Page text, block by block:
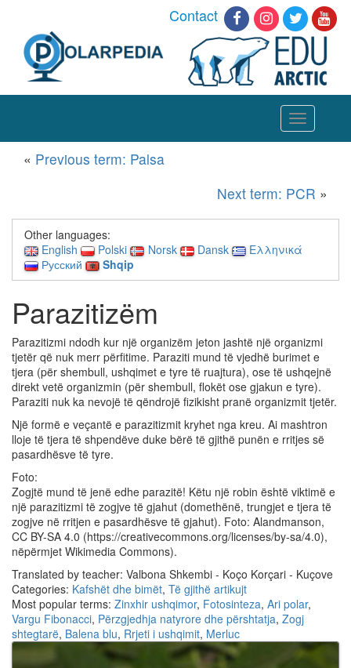
Contact
Toggle
navigation
« Previous term: Palsa
Next term: PCR »
Other languages:
English
Polski Norsk Dansk
Ελληνικά
Русский
Shqip
Parazitizëm
Parazitizmi ndodh kur një organizëm jeton jashtë një organizmi
tjetër që nuk merr përfitime. Paraziti mund të vjedhë burimet e
tjera (për shembull, ushqimet e tyre të ruajtura), ose të ushqejnë
direkt vetë organizmin (për shembull, flokët ose gjakun e tyre).
Paraziti nuk ka nevojë të qëndrojë fizikisht pranë organizmit tjetër.
Një formë e veçantë e parazitizmit kryhet nga kreu. Ai mashtron
lloje të tjera të shpendëve duke bërë të gjithë punën e rritjes së
pasardhësve të tyre.
Foto:
Zogjtë mund të jenë edhe parazitë! Këtu një robin është viktimë e
një parazitizmi të zogjve të gjahut (domethënë, trungjet e tjera të
zogjve në rritjen e pasardhësve të gjahut). Foto: Alandmanson,
CC BY-SA 4.0 (https://creativecommons.org/licenses/by-sa/4.0),
nëpërmjet Wikimedia Commons).
Translated by teacher: Valbona Shkembi - Koço Korçari - Kuçove
Categories: Kafshët dhe bimët, Të gjithë artikujt
Most popular terms: Zinxhir ushqimor, Fotosinteza, Ari polar,
Vargu Fibonacci, Përzgjedhja natyrore dhe përshtatja, Zogj
shtegtarë, Balena blu, Rrjeti i ushqimit, Merluc